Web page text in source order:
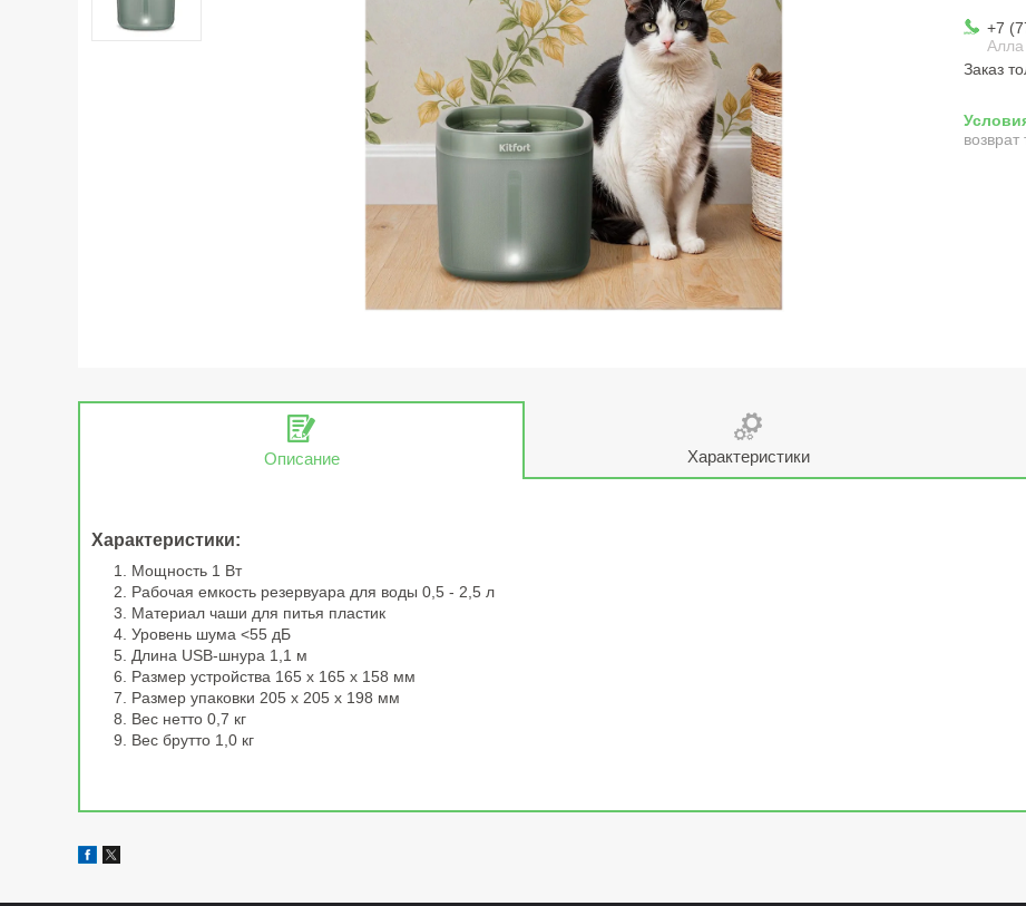
+7
Алла
Заказ
Описание Характеристики
Характеристики:
Мощность 1 Вт
Рабочая емкость резервуара для воды 0,5 - 2,5 л
Материал чаши для питья пластик
Уровень шума <55 дБ
Длина USB-шнура 1,1 м
Размер устройства 165 х 165 х 158 мм
Размер упаковки 205 х 205 х 198 мм
Вес нетто 0,7 кг
Вес брутто 1,0 кг